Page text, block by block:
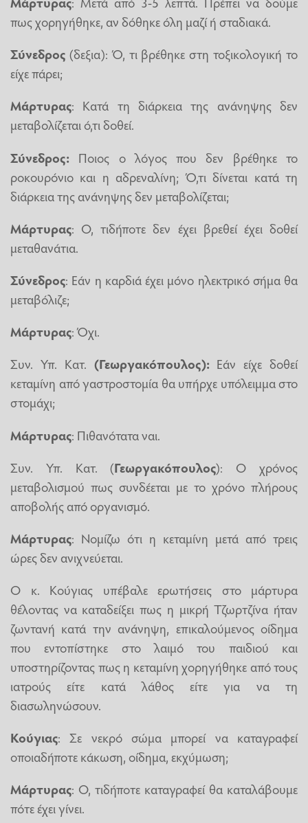
πως χορηγήθηκε, αν δόθηκε όλη μαζί ή σταδιακά.
Σύνεδρος (δεξια): Ό, τι βρέθηκε στη τοξικολογική το
είχε πάρει;
Μάρτυρας: Κατά τη διάρκεια της ανάνηψης δεν
μεταβολίζεται ό,τι δοθεί.
Σύνεδρος: Ποιος ο λόγος που δεν βρέθηκε το
ροκουρόνιο και η αδρεναλίνη; Ό,τι δίνεται κατά τη
διάρκεια της ανάνηψης δεν μεταβολίζεται;
Μάρτυρας: Ο, τιδήποτε δεν έχει βρεθεί έχει δοθεί
μεταθανάτια.
Σύνεδρος: Εάν η καρδιά έχει μόνο ηλεκτρικό σήμα θα
μεταβόλιζε;
Μάρτυρας: Όχι.
Συν. Υπ. Κατ. (Γεωργακόπουλος): Εάν είχε δοθεί
κεταμίνη από γαστροστομία θα υπήρχε υπόλειμμα στο
στομάχι;
Μάρτυρας: Πιθανότατα ναι.
Συν. Υπ. Κατ. (Γεωργακόπουλος): Ο χρόνος
μεταβολισμού πως συνδέεται με το χρόνο πλήρους
αποβολής από οργανισμό.
Μάρτυρας: Νομίζω ότι η κεταμίνη μετά από τρεις
ώρες δεν ανιχνεύεται.
Ο κ. Κούγιας υπέβαλε ερωτήσεις στο μάρτυρα
θέλοντας να καταδείξει πως η μικρή Τζωρτζίνα ήταν
ζωντανή κατά την ανάνηψη, επικαλούμενος οίδημα
που εντοπίστηκε στο λαιμό του παιδιού και
υποστηρίζοντας πως η κεταμίνη χορηγήθηκε από τους
ιατρούς είτε κατά λάθος είτε για να τη
διασωληνώσουν.
Κούγιας: Σε νεκρό σώμα μπορεί να καταγραφεί
οποιαδήποτε κάκωση, οίδημα, εκχύμωση;
Μάρτυρας: Ο, τιδήποτε καταγραφεί θα καταλάβουμε
πότε έχει γίνει.